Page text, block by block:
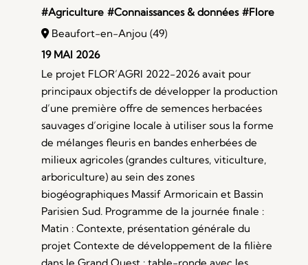
#Agriculture #Connaissances & données #Flore
Beaufort-en-Anjou (49)
19 MAI 2026
Le projet FLOR’AGRI 2022-2026 avait pour
principaux objectifs de développer la production
d’une première offre de semences herbacées
sauvages d’origine locale à utiliser sous la forme
de mélanges fleuris en bandes enherbées de
milieux agricoles (grandes cultures, viticulture,
arboriculture) au sein des zones
biogéographiques Massif Armoricain et Bassin
Parisien Sud. Programme de la journée finale :
Matin : Contexte, présentation générale du
projet Contexte de développement de la filière